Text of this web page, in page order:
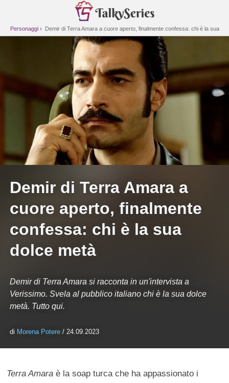
Personaggi
Demir di Terra Amara a cuore aperto, finalmente confessa: chi è la sua
dolce metà
Demir di Terra Amara a
cuore aperto, finalmente
confessa: chi è la sua
dolce metà
Demir di Terra Amara si racconta in un'intervista a
Verissimo. Svela al pubblico italiano chi è la sua dolce
metà. Tutto qui.
di Morena Potere / 24.09.2023
Terra Amara è la soap turca che ha appassionato i